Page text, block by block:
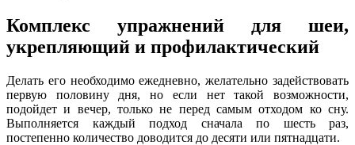
Комплекс упражнений для шеи,
укрепляющий и профилактический
Делать его необходимо ежедневно, желательно задействовать
первую половину дня, но если нет такой возможности,
подойдет и вечер, только не перед самым отходом ко сну.
Выполняется каждый подход сначала по шесть раз,
постепенно количество доводится до десяти или пятнадцати.